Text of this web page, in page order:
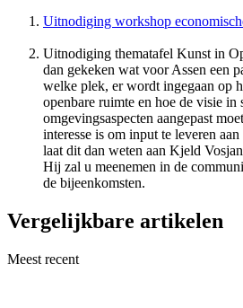
Uitnodiging workshop
Uitnodiging thematafel Kunst in
dan gekeken wat voor Assen een
welke plek, er wordt ingegaan op
openbare ruimte en hoe de visie in
omgevingsaspecten aangepast
interesse is om input te leveren
laat dit dan weten aan Kjeld
Hij zal u meenemen in de
de bijeenkomsten.
Vergelijkbare artikelen
Meest recent